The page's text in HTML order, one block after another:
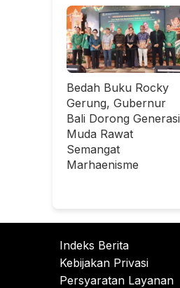
Bedah Buku Rocky
Gerung, Gubernur
Bali Dorong Generasi
Muda Rawat
Semangat
Marhaenisme
Indeks Berita
Kebijakan Privasi
Persyaratan Layanan